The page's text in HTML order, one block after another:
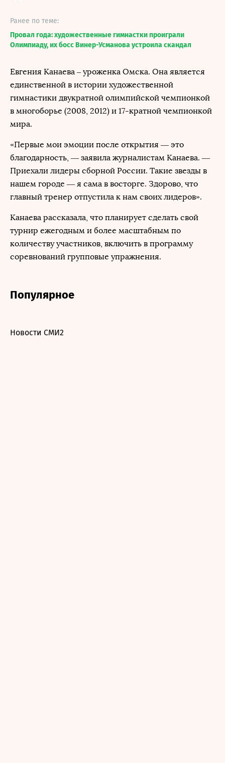
Ранее по теме:
Провал года: художественные гимнастки проиграли
Олимпиаду, их босс Винер-Усманова устроила скандал
Евгения Канаева – уроженка Омска. Она является
единственной в истории художественной
гимнастики двукратной олимпийской чемпионкой
в многоборье (2008, 2012) и 17-кратной чемпионкой
мира.
«Первые мои эмоции после открытия — это
благодарность, — заявила журналистам Канаева. —
Приехали лидеры сборной России. Такие звезды в
нашем городе — я сама в восторге. Здорово, что
главный тренер отпустила к нам своих лидеров».
Канаева рассказала, что планирует сделать свой
турнир ежегодным и более масштабным по
количеству участников, включить в программу
соревнований групповые упражнения.
Популярное
Новости СМИ2